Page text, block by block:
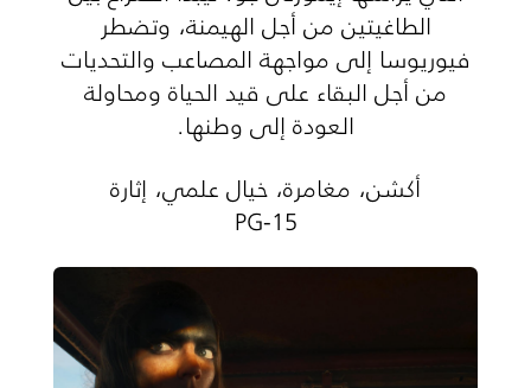
الطاغيتين من أجل الهيمنة، وتضطر
فيوريوسا إلى مواجهة المصاعب والتحديات
من أجل البقاء على قيد الحياة ومحاولة
العودة إلى وطنها.
أكشن، مغامرة، خيال علمي، إثارة
PG-15